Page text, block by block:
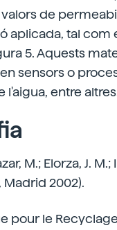
de
aplicada, tal com
5. Aquests
sensors o
l'aigua, entre
M.; Elorza, J. M.;
Madrid 2002).
pour le